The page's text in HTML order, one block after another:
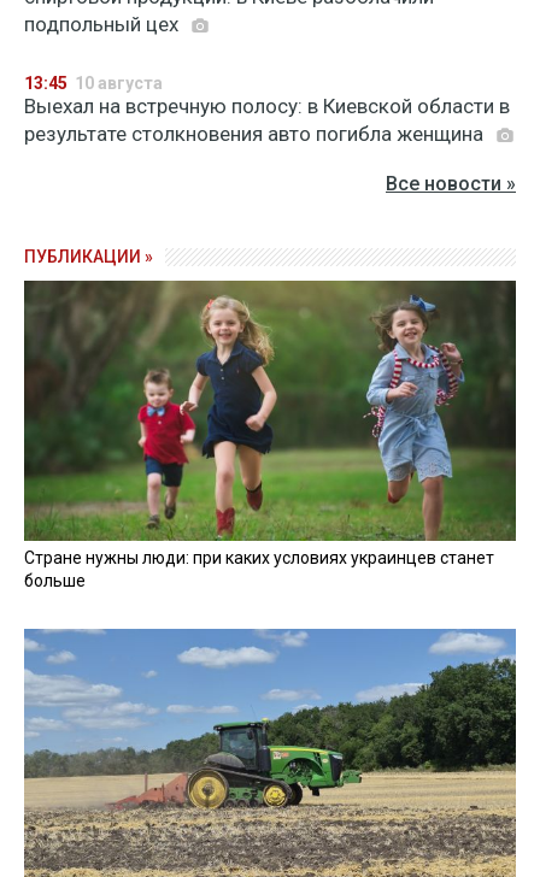
подпольный цех
13:45 10 августа
Выехал на встречную полосу: в Киевской области в
результате столкновения авто погибла женщина
Все новости »
ПУБЛИКАЦИИ »
Стране нужны люди: при каких условиях украинцев станет
больше